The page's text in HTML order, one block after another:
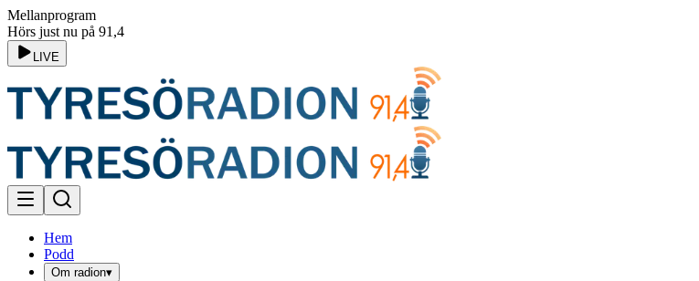
Mellanprogram
Hörs just nu på 91,4
LIVE
Hem
Podd
Om radion▾